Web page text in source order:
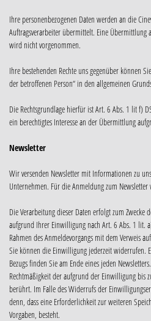
Ihre personenbezogenen Daten werden an die
Auftragsverarbeiter übermittelt. Eine
wird nicht vorgenommen.
Ihre bestehenden Rechte uns gegenüber können
der betroffenen Person“ in den allgemeinen
Die Rechtsgrundlage hierfür ist Art. 6 Abs. 1 lit f)
ein berechtigtes Interesse an der Übermittlung
Newsletter
Wir versenden Newsletter mit Informationen zu
Unternehmen. Für die Anmeldung zum
Die Verarbeitung dieser Daten erfolgt zum Zwecke
aufgrund Ihrer Einwilligung nach Art. 6 Abs. 1 lit.
Rahmen des Anmeldevorgangs mit dem Verweis
Sie können die Einwilligung jederzeit widerrufen.
Bezugs finden Sie am Ende eines jeden
Rechtmäßigkeit der aufgrund der Einwilligung bis
berührt. Im Falle des Widerrufs der
denn, dass eine Erforderlichkeit zur weiteren
Vorgaben, besteht.